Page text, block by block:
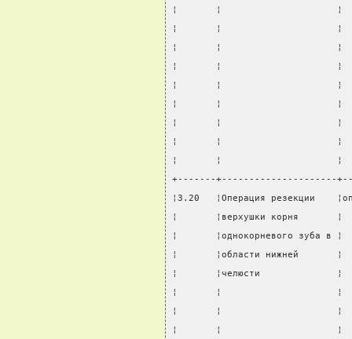
¦       ¦                     ¦
¦       ¦                     ¦
¦       ¦                     ¦
¦       ¦                     ¦
¦       ¦                     ¦
¦       ¦                     ¦
¦       ¦                     ¦
¦       ¦                     ¦
¦       ¦                     ¦
+-------+---------------------
¦3.20   ¦Операция резекции
¦       ¦верхушки корня       ¦
¦       ¦однокорневого зуба
¦       ¦области нижней
¦       ¦челюсти              ¦
¦       ¦                     ¦
¦       ¦                     ¦
¦       ¦                     ¦